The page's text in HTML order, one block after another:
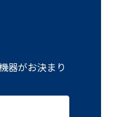
器がお決まり